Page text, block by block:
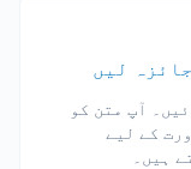
لیں
آپ متن کو
کے لیے
ہیں۔